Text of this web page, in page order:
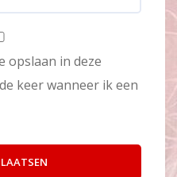
opslaan in deze
keer wanneer ik een